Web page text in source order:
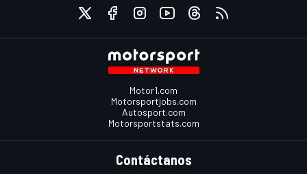
Motor1.com
Motorsportjobs.com
Autosport.com
Motorsportstats.com
Contáctanos